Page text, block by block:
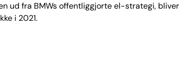
ud fra BMWs offentliggjorte el-strategi, bliver
i 2021.